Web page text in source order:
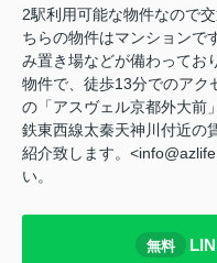
2駅利用可能な物件なので
ちらの物件はマンションで
み置き場などが備わってお
物件で、徒歩13分でのアク
の「アスヴェル京都外大前
鉄東西線太秦天神川付近の
紹介致します。
い。
無料